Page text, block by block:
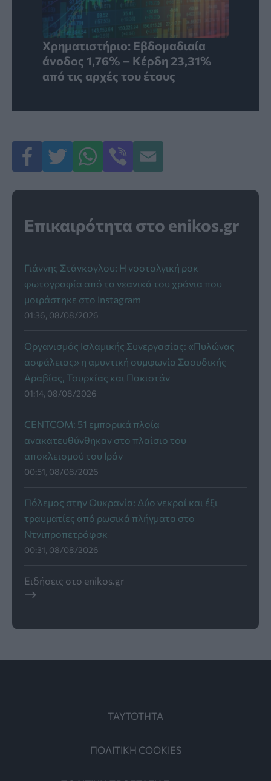
Χρηματιστήριο: Εβδομαδιαία
άνοδος 1,76% – Κέρδη 23,31%
από τις αρχές του έτους
Επικαιρότητα στο enikos.gr
Γιάννης Στάνκογλου: Η νοσταλγική ροκ
φωτογραφία από τα νεανικά του χρόνια που
μοιράστηκε στο Instagram
01:36, 08/08/2026
Οργανισμός Ισλαμικής Συνεργασίας: «Πυλώνας
ασφάλειας» η αμυντική συμφωνία Σαουδικής
Αραβίας, Τουρκίας και Πακιστάν
01:14, 08/08/2026
CENTCOM: 51 εμπορικά πλοία
ανακατευθύνθηκαν στο πλαίσιο του
αποκλεισμού του Ιράν
00:51, 08/08/2026
Πόλεμος στην Ουκρανία: Δύο νεκροί και έξι
τραυματίες από ρωσικά πλήγματα στο
Ντνιπροπετρόφσκ
00:31, 08/08/2026
Ειδήσεις στο enikos.gr
ΤΑΥΤΟΤΗΤΑ
ΠΟΛΙΤΙΚΗ COOKIES